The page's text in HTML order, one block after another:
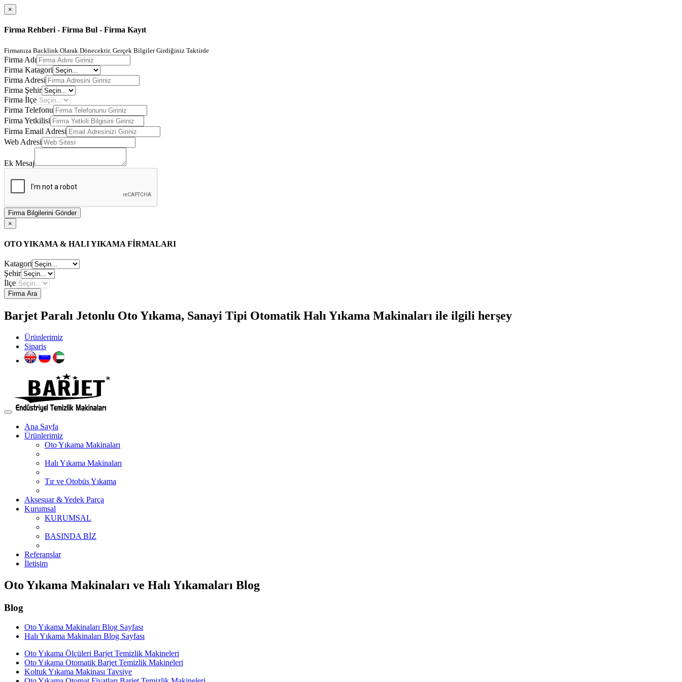
×
Firma Rehberi - Firma Bul - Firma Kayıt
Firmanıza Backlink Olarak Dönecektir. Gerçek Bilgiler Girdiğiniz Taktirde
Firma Adı
Firma Katagori
Firma Adresi
Firma Şehir
Firma İlçe
Firma Telefonu
Firma Yetkilisi
Firma Email Adresi
Web Adresi
Ek Mesaj
Firma Bilgilerini Gönder
×
OTO YIKAMA & HALI YIKAMA FİRMALARI
Katagori
Şehir
İlçe
Firma Ara
Barjet Paralı Jetonlu Oto Yıkama, Sanayi Tipi Otomatik Halı Yıkama Makinaları ile ilgili herşey
Ürünlerimiz
Siparis
Ana Sayfa
Ürünlerimiz
Oto Yıkama Makinaları
Halı Yıkama Makinaları
Tır ve Otobüs Yıkama
Aksesuar & Yedek Parça
Kurumsal
KURUMSAL
BASINDA BİZ
Referanslar
İletişim
Oto Yıkama Makinaları ve Halı Yıkamaları Blog
Blog
Oto Yıkama Makinaları Blog Sayfası
Halı Yıkama Makinaları Blog Sayfası
Oto Yıkama Ölçüleri Barjet Temizlik Makineleri
Oto Yıkama Otomatik Barjet Temizlik Makineleri
Koltuk Yıkama Makinası Tavsiye